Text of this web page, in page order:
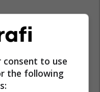
consent to use
the following